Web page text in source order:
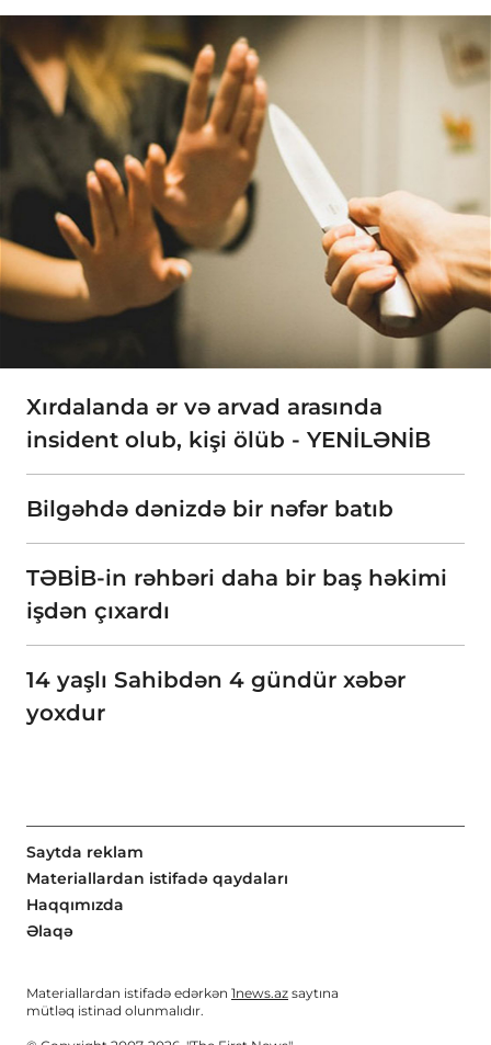
Xırdalanda ər və arvad arasında
insident olub, kişi ölüb - YENİLƏNİB
Bilgəhdə dənizdə bir nəfər batıb
TƏBİB-in rəhbəri daha bir baş həkimi
işdən çıxardı
14 yaşlı Sahibdən 4 gündür xəbər
yoxdur
Saytda reklam
Materiallardan istifadə qaydaları
Haqqımızda
Əlaqə
Materiallardan istifadə edərkən 1news.az saytına
mütləq istinad olunmalıdır.